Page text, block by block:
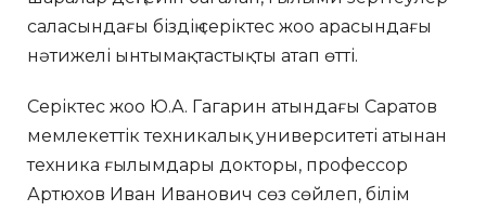
саласындағы біздің серіктес жоо арасындағы
нәтижелі ынтымақтастықты атап өтті.
Серіктес жоо Ю.А. Гагарин атындағы Саратов
мемлекеттік техникалық университеті атынан
техника ғылымдары докторы, профессор
Артюхов Иван Иванович сөз сөйлеп, білім